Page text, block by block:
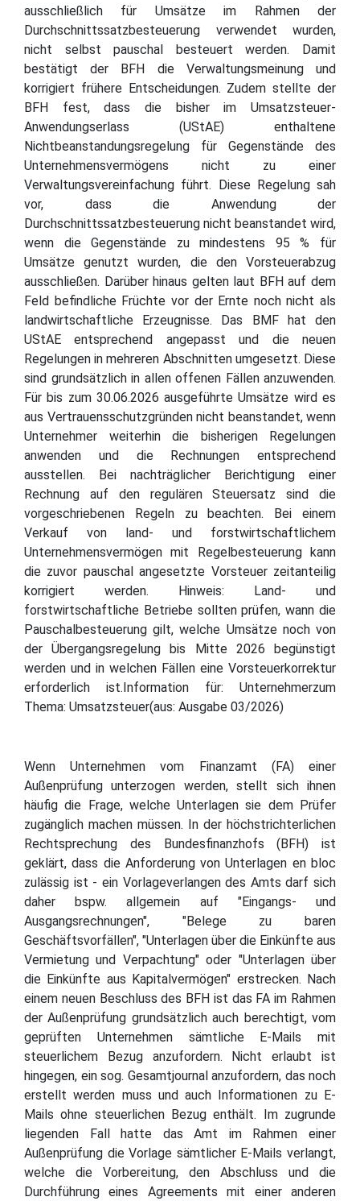
ausschließlich für Umsätze im Rahmen der
Durchschnittssatzbesteuerung verwendet wurden,
nicht selbst pauschal besteuert werden. Damit
bestätigt der BFH die Verwaltungsmeinung und
korrigiert frühere Entscheidungen. Zudem stellte der
BFH fest, dass die bisher im Umsatzsteuer-
Anwendungserlass (UStAE) enthaltene
Nichtbeanstandungsregelung für Gegenstände des
Unternehmensvermögens nicht zu einer
Verwaltungsvereinfachung führt. Diese Regelung sah
vor, dass die Anwendung der
Durchschnittssatzbesteuerung nicht beanstandet wird,
wenn die Gegenstände zu mindestens 95 % für
Umsätze genutzt wurden, die den Vorsteuerabzug
ausschließen. Darüber hinaus gelten laut BFH auf dem
Feld befindliche Früchte vor der Ernte noch nicht als
landwirtschaftliche Erzeugnisse. Das BMF hat den
UStAE entsprechend angepasst und die neuen
Regelungen in mehreren Abschnitten umgesetzt. Diese
sind grundsätzlich in allen offenen Fällen anzuwenden.
Für bis zum 30.06.2026 ausgeführte Umsätze wird es
aus Vertrauensschutzgründen nicht beanstandet, wenn
Unternehmer weiterhin die bisherigen Regelungen
anwenden und die Rechnungen entsprechend
ausstellen. Bei nachträglicher Berichtigung einer
Rechnung auf den regulären Steuersatz sind die
vorgeschriebenen Regeln zu beachten. Bei einem
Verkauf von land- und forstwirtschaftlichem
Unternehmensvermögen mit Regelbesteuerung kann
die zuvor pauschal angesetzte Vorsteuer zeitanteilig
korrigiert werden. Hinweis: Land- und
forstwirtschaftliche Betriebe sollten prüfen, wann die
Pauschalbesteuerung gilt, welche Umsätze noch von
der Übergangsregelung bis Mitte 2026 begünstigt
werden und in welchen Fällen eine Vorsteuerkorrektur
erforderlich ist.Information für: Unternehmerzum
Thema: Umsatzsteuer(aus: Ausgabe 03/2026)
Wenn Unternehmen vom Finanzamt (FA) einer
Außenprüfung unterzogen werden, stellt sich ihnen
häufig die Frage, welche Unterlagen sie dem Prüfer
zugänglich machen müssen. In der höchstrichterlichen
Rechtsprechung des Bundesfinanzhofs (BFH) ist
geklärt, dass die Anforderung von Unterlagen en bloc
zulässig ist - ein Vorlageverlangen des Amts darf sich
daher bspw. allgemein auf "Eingangs- und
Ausgangsrechnungen", "Belege zu baren
Geschäftsvorfällen", "Unterlagen über die Einkünfte aus
Vermietung und Verpachtung" oder "Unterlagen über
die Einkünfte aus Kapitalvermögen" erstrecken. Nach
einem neuen Beschluss des BFH ist das FA im Rahmen
der Außenprüfung grundsätzlich auch berechtigt, vom
geprüften Unternehmen sämtliche E-Mails mit
steuerlichem Bezug anzufordern. Nicht erlaubt ist
hingegen, ein sog. Gesamtjournal anzufordern, das noch
erstellt werden muss und auch Informationen zu E-
Mails ohne steuerlichen Bezug enthält. Im zugrunde
liegenden Fall hatte das Amt im Rahmen einer
Außenprüfung die Vorlage sämtlicher E-Mails verlangt,
welche die Vorbereitung, den Abschluss und die
Durchführung eines Agreements mit einer anderen